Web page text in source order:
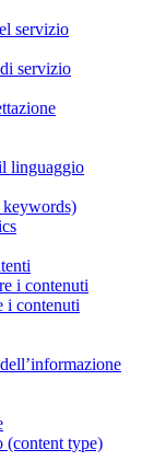
servizio
servizio
linguaggio
keywords)
i contenuti
i contenuti
(content type)